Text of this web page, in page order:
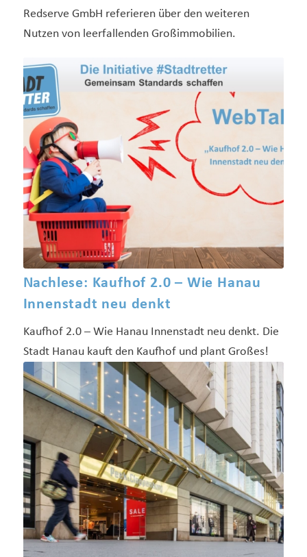
Redserve GmbH referieren über den weiteren
Nutzen von leerfallenden Großimmobilien.
Nachlese: Kaufhof 2.0 – Wie Hanau
Innenstadt neu denkt
Kaufhof 2.0 – Wie Hanau Innenstadt neu denkt. Die
Stadt Hanau kauft den Kaufhof und plant Großes!